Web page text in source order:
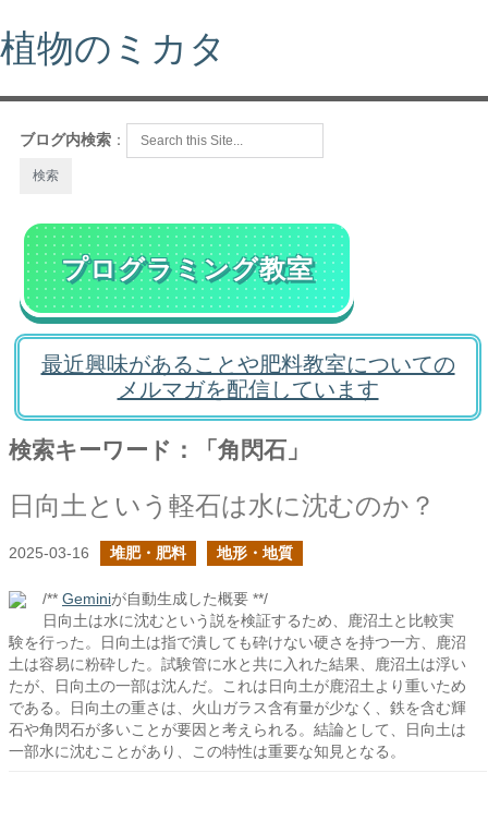
植物のミカタ
ブログ内検索 ：
プログラミング教室
最近興味があることや肥料教室についての
メルマガを配信しています
検索キーワード：「角閃石」
日向土という軽石は水に沈むのか？
2025-03-16 堆肥・肥料 地形・地質
/** Geminiが自動生成した概要 **/
日向土は水に沈むという説を検証するため、鹿沼土と比較実
験を行った。日向土は指で潰しても砕けない硬さを持つ一方、鹿沼
土は容易に粉砕した。試験管に水と共に入れた結果、鹿沼土は浮い
たが、日向土の一部は沈んだ。これは日向土が鹿沼土より重いため
である。日向土の重さは、火山ガラス含有量が少なく、鉄を含む輝
石や角閃石が多いことが要因と考えられる。結論として、日向土は
一部水に沈むことがあり、この特性は重要な知見となる。